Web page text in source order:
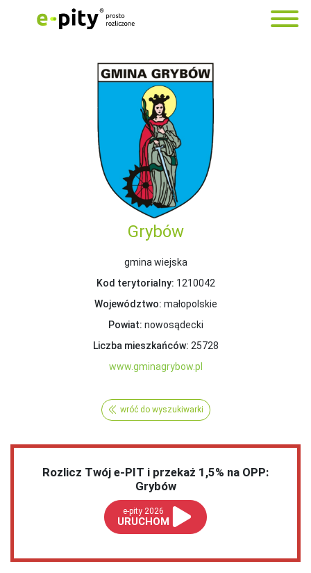
Grybów
gmina wiejska
Kod terytorialny: 1210042
Województwo: małopolskie
Powiat: nowosądecki
Liczba mieszkańców: 25728
www.gminagrybow.pl
wróć do wyszukiwarki
Rozlicz Twój e-PIT i przekaż 1,5% na OPP:
Grybów
e-pity 2026
URUCHOM